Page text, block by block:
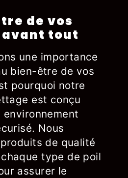
de vos
tout
une importance
bien-être de vos
pourquoi notre
est conçu
Nous
de qualité
type de poil
assurer le